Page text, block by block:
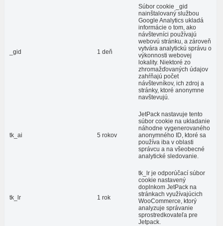
_gid 1 deň
Súbor cookie _gid
nainštalovaný službou
Google Analytics ukladá
informácie o tom, ako
návštevníci používajú
webovú stránku, a zároveň
vytvára analytickú správu o
výkonnosti webovej
lokality. Niektoré zo
zhromažďovaných údajov
zahŕňajú počet
návštevníkov, ich zdroj a
stránky, ktoré anonymne
navštevujú.
tk_ai 5 rokov
JetPack nastavuje tento
súbor cookie na ukladanie
náhodne vygenerovaného
anonymného ID, ktoré sa
používa iba v oblasti
správcu a na všeobecné
analytické sledovanie.
tk_lr 1 rok
tk_lr je odporúčací súbor
cookie nastavený
doplnkom JetPack na
stránkach využívajúcich
WooCommerce, ktorý
analyzuje správanie
sprostredkovateľa pre
Jetpack.